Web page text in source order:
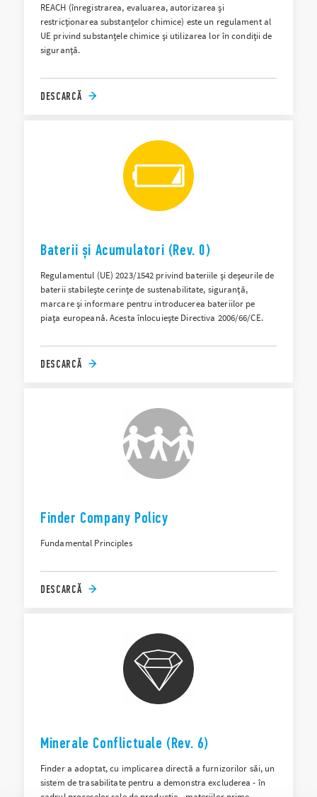
REACH (înregistrarea, evaluarea, autorizarea și
restricționarea substanțelor chimice) este un regulament al
UE privind substanțele chimice și utilizarea lor în condiții de
siguranță.
DESCARCĂ
Baterii și Acumulatori (Rev. 0)
Regulamentul (UE) 2023/1542 privind bateriile și deșeurile de
baterii stabilește cerințe de sustenabilitate, siguranță,
marcare și informare pentru introducerea bateriilor pe
piața europeană. Acesta înlocuiește Directiva 2006/66/CE.
DESCARCĂ
Finder Company Policy
Fundamental Principles
DESCARCĂ
Minerale Conflictuale (Rev. 6)
Finder a adoptat, cu implicarea directă a furnizorilor săi, un
sistem de trasabilitate pentru a demonstra excluderea - în